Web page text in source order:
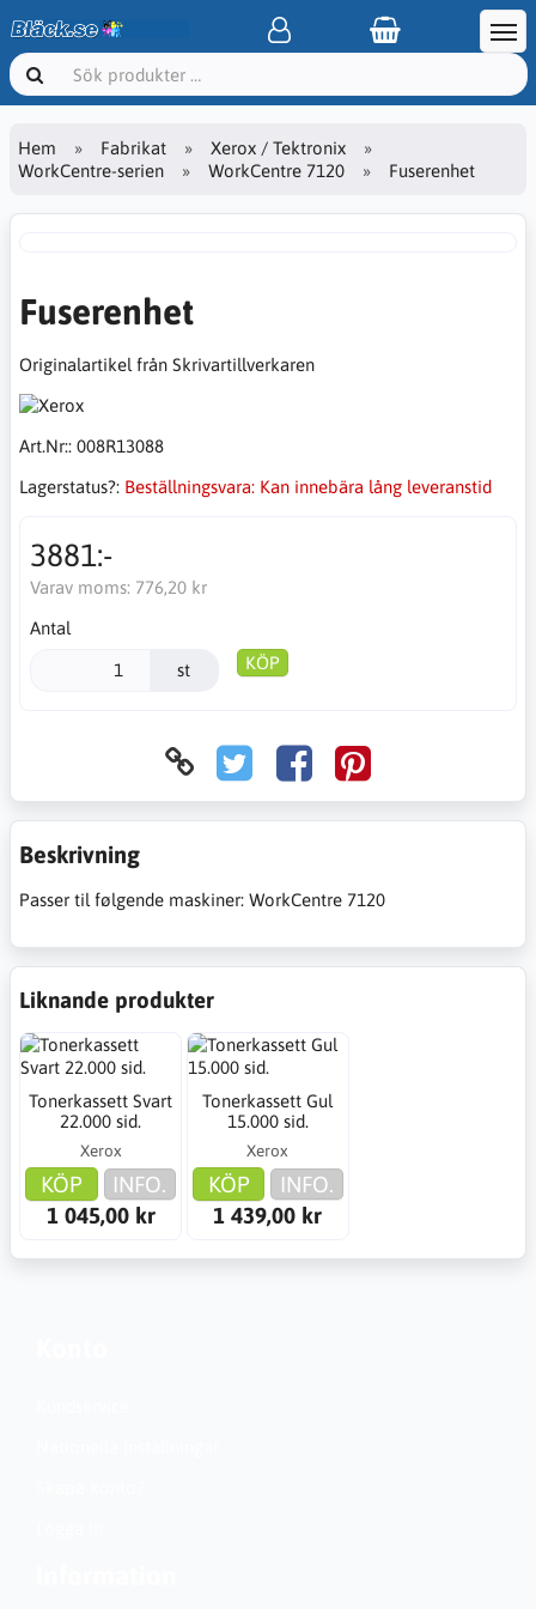
Hem Fabrikat
Xerox / Tektronix
WorkCentre-serien
WorkCentre 7120 Fuserenhet
Fuserenhet
Originalartikel från Skrivartillverkaren
Art.Nr:: 008R13088
Lagerstatus?: Beställningsvara: Kan innebära lång leveranstid
3881:-
Varav moms: 776,20 kr
Antal
st KÖP
Beskrivning
Passer til følgende maskiner: WorkCentre 7120
Liknande produkter
Tonerkassett Svart
22.000 sid.
Xerox
KÖP
INFO.
1 045,00 kr
Tonerkassett Gul
15.000 sid.
Xerox
KÖP
INFO.
1 439,00 kr